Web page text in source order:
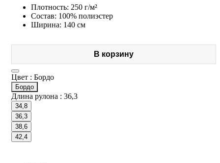
Плотность: 250 г/м²
Состав: 100% полиэстер
Ширина: 140 см
В корзину
Цвет : Бордо
Бордо
Длина рулона : 36,3
34,8
36,3
38,6
42,4